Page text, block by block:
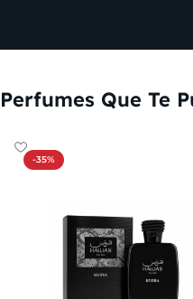
Perfumes Que Te
-35%